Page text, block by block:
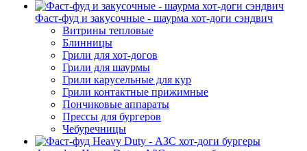
Фаст-фуд и закусочные - шаурма хот-доги сэндвич
Витрины тепловые
Блинницы
Грили для хот-догов
Грили для шаурмы
Грили карусельные для кур
Грили контактные прижимные
Пончиковые аппараты
Прессы для бургеров
Чебуречницы